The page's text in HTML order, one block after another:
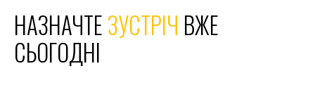
НАЗНАЧТЕЗУСТРІЧ ВЖЕ
СЬОГОДНІ